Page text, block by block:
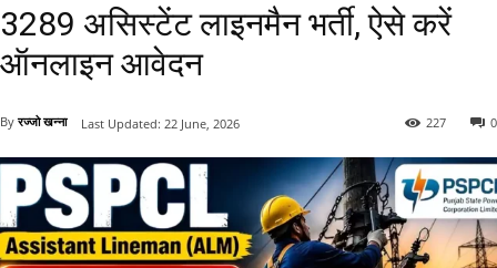
3289 असिस्टेंट लाइनमैन भर्ती, ऐसे करें
ऑनलाइन आवेदन
By रज्जो खन्ना 0
227
Last Updated: 22 June, 2026